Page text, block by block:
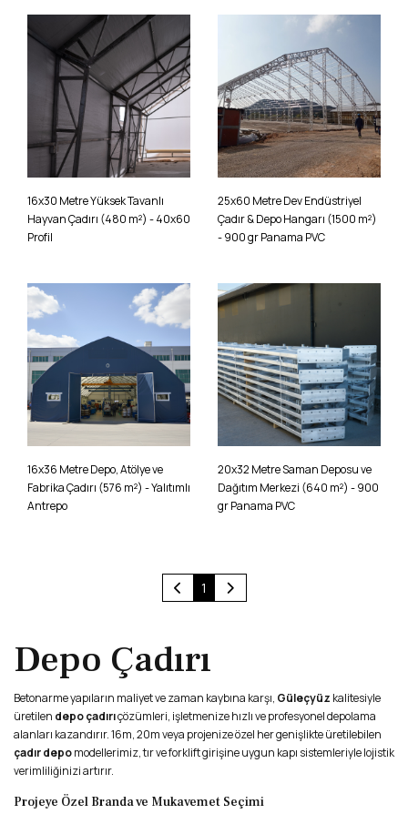
16x30 Metre Yüksek Tavanlı
Hayvan Çadırı (480 m²) - 40x60
Profil
25x60 Metre Dev Endüstriyel
Çadır & Depo Hangarı (1500 m²)
- 900 gr Panama PVC
16x36 Metre Depo, Atölye ve
Fabrika Çadırı (576 m²) - Yalıtımlı
Antrepo
20x32 Metre Saman Deposu ve
Dağıtım Merkezi (640 m²) - 900
gr Panama PVC
1 (current)
Depo Çadırı
Betonarme yapıların maliyet ve zaman kaybına karşı, Güleçyüz kalitesiyle
üretilen depo çadırıçözümleri, işletmenize hızlı ve profesyonel depolama
alanları kazandırır. 16m, 20m veya projenize özel her genişlikte üretilebilen
çadır depomodellerimiz, tır ve forklift girişine uygun kapı sistemleriyle lojistik
verimliliğinizi artırır.
Projeye Özel Branda ve Mukavemet Seçimi